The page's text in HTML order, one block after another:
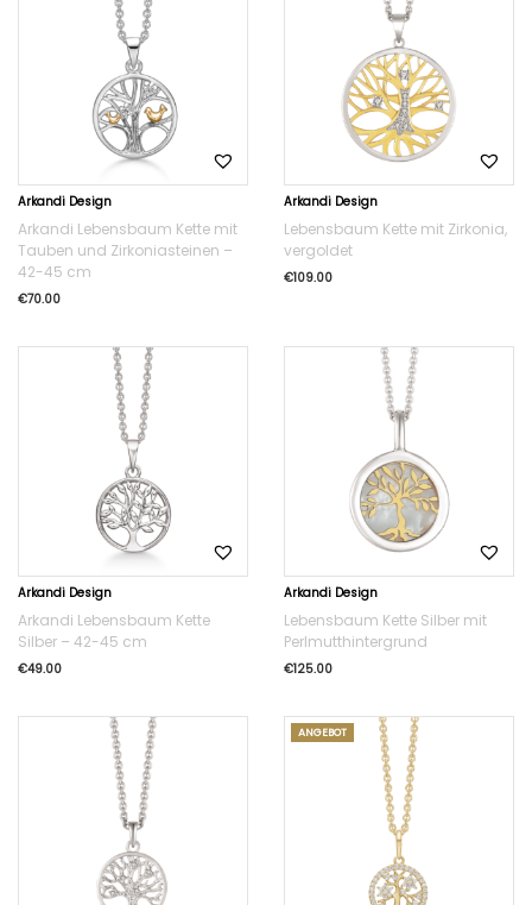
Arkandi Design
Arkandi Lebensbaum Kette mit
Tauben und Zirkoniasteinen –
42-45 cm
€70.00
Arkandi Design
Lebensbaum Kette mit Zirkonia,
vergoldet
€109.00
Arkandi Design
Arkandi Lebensbaum Kette
Silber – 42-45 cm
€49.00
Arkandi Design
Lebensbaum Kette Silber mit
Perlmutthintergrund
€125.00
ANGEBOT